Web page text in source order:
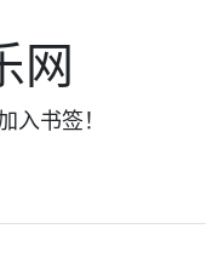
网
入书签！